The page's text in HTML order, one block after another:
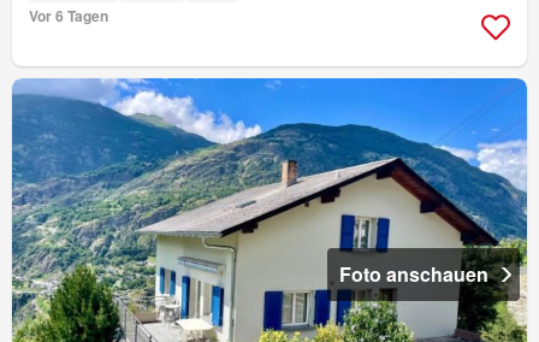
Vor 6 Tagen
Foto anschauen